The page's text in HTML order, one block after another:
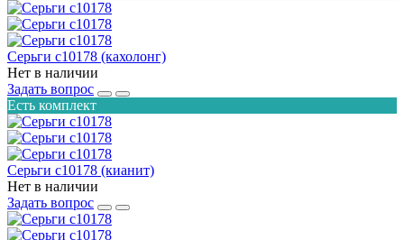
Серьги с10178 (кахолонг)
Нет в наличии
Задать вопрос
Есть комплект
Серьги с10178 (кианит)
Нет в наличии
Задать вопрос